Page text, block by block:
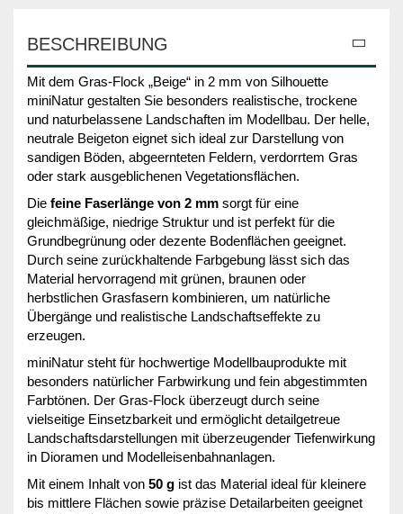
BESCHREIBUNG
Mit dem Gras-Flock „Beige“ in 2 mm von Silhouette
miniNatur gestalten Sie besonders realistische, trockene
und naturbelassene Landschaften im Modellbau. Der helle,
neutrale Beigeton eignet sich ideal zur Darstellung von
sandigen Böden, abgeernteten Feldern, verdorrtem Gras
oder stark ausgeblichenen Vegetationsflächen.
Die feine Faserlänge von 2 mm sorgt für eine
gleichmäßige, niedrige Struktur und ist perfekt für die
Grundbegrünung oder dezente Bodenflächen geeignet.
Durch seine zurückhaltende Farbgebung lässt sich das
Material hervorragend mit grünen, braunen oder
herbstlichen Grasfasern kombinieren, um natürliche
Übergänge und realistische Landschaftseffekte zu
erzeugen.
miniNatur steht für hochwertige Modellbauprodukte mit
besonders natürlicher Farbwirkung und fein abgestimmten
Farbtönen. Der Gras-Flock überzeugt durch seine
vielseitige Einsetzbarkeit und ermöglicht detailgetreue
Landschaftsdarstellungen mit überzeugender Tiefenwirkung
in Dioramen und Modelleisenbahnanlagen.
Mit einem Inhalt von 50 g ist das Material ideal für kleinere
bis mittlere Flächen sowie präzise Detailarbeiten geeignet